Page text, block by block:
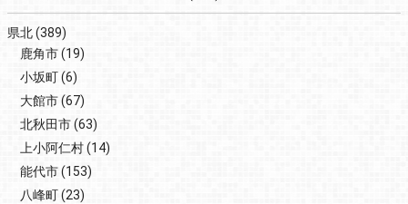
県北(389)
鹿角市(19)
小坂町(6)
大館市(67)
北秋田市(63)
上小阿仁村(14)
能代市(153)
八峰町(23)